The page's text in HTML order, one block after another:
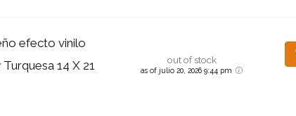
efecto vinilo
14 X 21
out of stock
as of julio 20, 2026 9:44 pm